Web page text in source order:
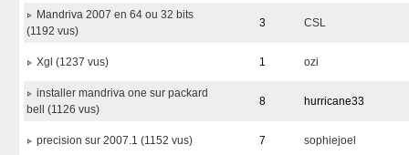
Mandriva 2007 en 64 ou 32 bits
(1192 vus)
3 CSL
Xgl (1237 vus) 1 ozi
installer mandriva one sur packard
bell (1126 vus)
8 hurricane33
precision sur 2007.1 (1152 vus) 7 sophiejoel